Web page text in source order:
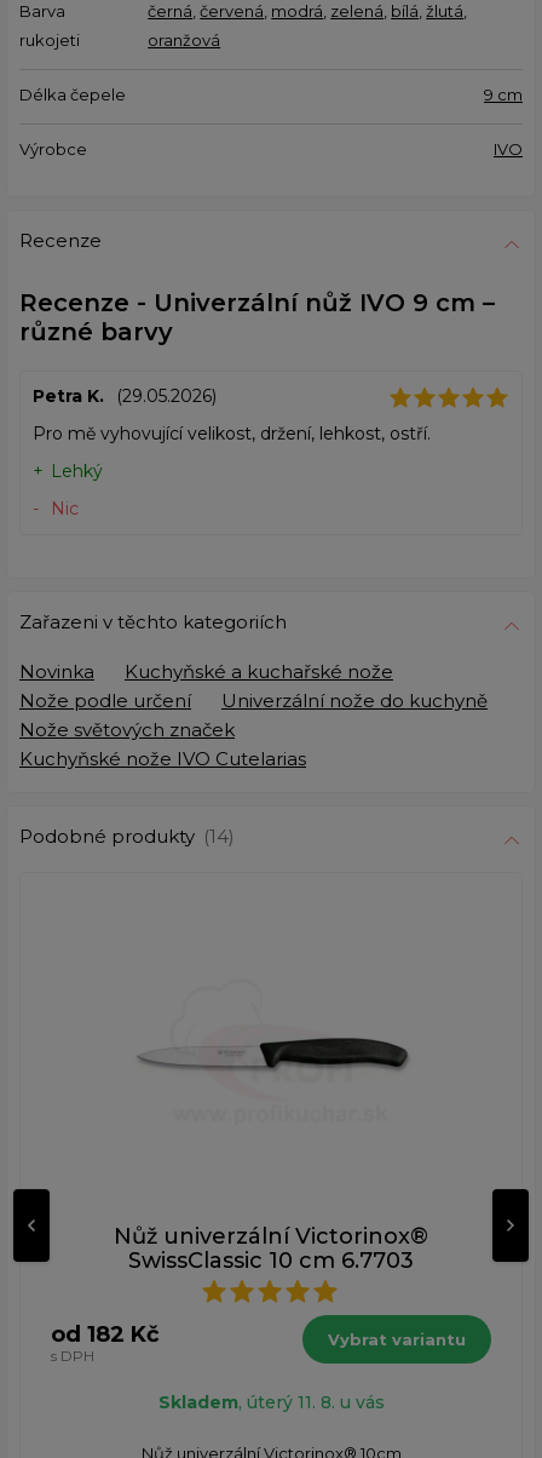
Barva
rukojeti
černá ,červená modrá zelená bílá ,žlutá
oranžová
Délka čepele 9 cm
Výrobce IVO
Recenze
Recenze - Univerzální nůž IVO 9 cm –
různé barvy
Petra K.
(29.05.2026)
Pro mě vyhovující velikost, držení, lehkost, ostří.
Lehký
Nic
Zařazeni v těchto kategoriích
Novinka
Kuchyňské a kuchařské nože
Nože podle určení
Univerzální nože do kuchyně
Nože světových značek
Kuchyňské nože IVO Cutelarias
Podobné produkty (14)
Nůž univerzální Victorinox®
SwissClassic 10 cm 6.7703
od 182 Kč
s DPH
Vybrat variantu
Skladem, úterý 11. 8. u vás
Nůž univerzální Victorinox® 10cm